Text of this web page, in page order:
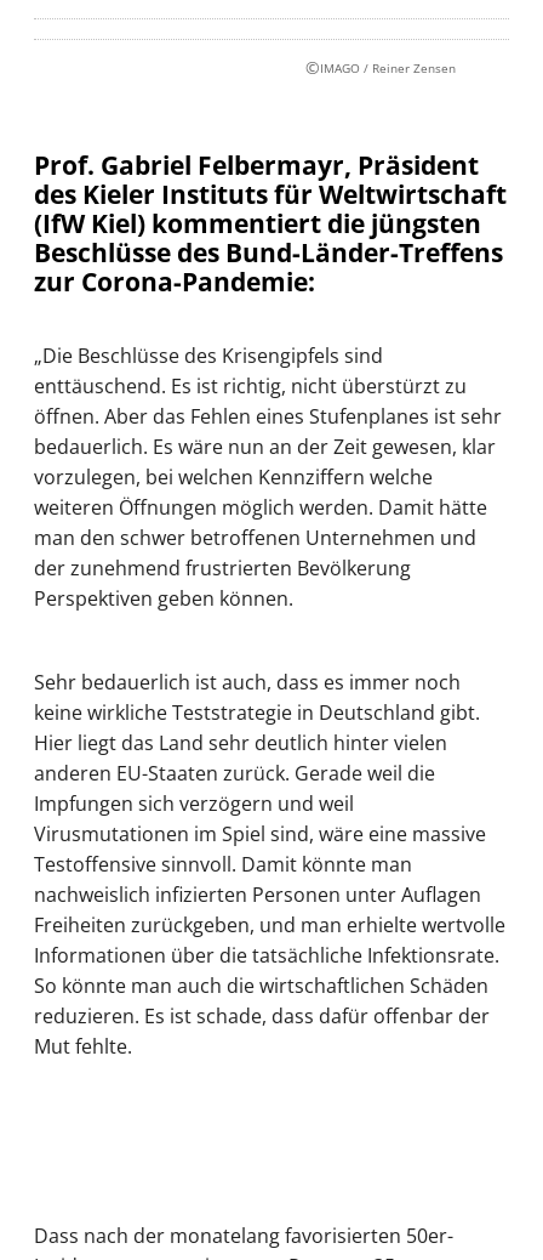
©IMAGO / Reiner Zensen
Prof. Gabriel Felbermayr, Präsident
des Kieler Instituts für Weltwirtschaft
(IfW Kiel) kommentiert die jüngsten
Beschlüsse des Bund-Länder-Treffens
zur Corona-Pandemie:
„Die Beschlüsse des Krisengipfels sind
enttäuschend. Es ist richtig, nicht überstürzt zu
öffnen. Aber das Fehlen eines Stufenplanes ist sehr
bedauerlich. Es wäre nun an der Zeit gewesen, klar
vorzulegen, bei welchen Kennziffern welche
weiteren Öffnungen möglich werden. Damit hätte
man den schwer betroffenen Unternehmen und
der zunehmend frustrierten Bevölkerung
Perspektiven geben können.
Sehr bedauerlich ist auch, dass es immer noch
keine wirkliche Teststrategie in Deutschland gibt.
Hier liegt das Land sehr deutlich hinter vielen
anderen EU-Staaten zurück. Gerade weil die
Impfungen sich verzögern und weil
Virusmutationen im Spiel sind, wäre eine massive
Testoffensive sinnvoll. Damit könnte man
nachweislich infizierten Personen unter Auflagen
Freiheiten zurückgeben, und man erhielte wertvolle
Informationen über die tatsächliche Infektionsrate.
So könnte man auch die wirtschaftlichen Schäden
reduzieren. Es ist schade, dass dafür offenbar der
Mut fehlte.
Dass nach der monatelang favorisierten 50er-